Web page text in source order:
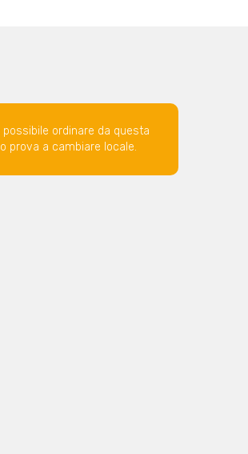
ordinare da questa
prova a cambiare locale.